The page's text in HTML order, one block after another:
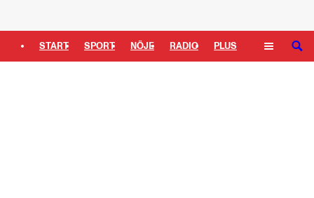
START SPORT NÖJE RADIO PLUS SÖK